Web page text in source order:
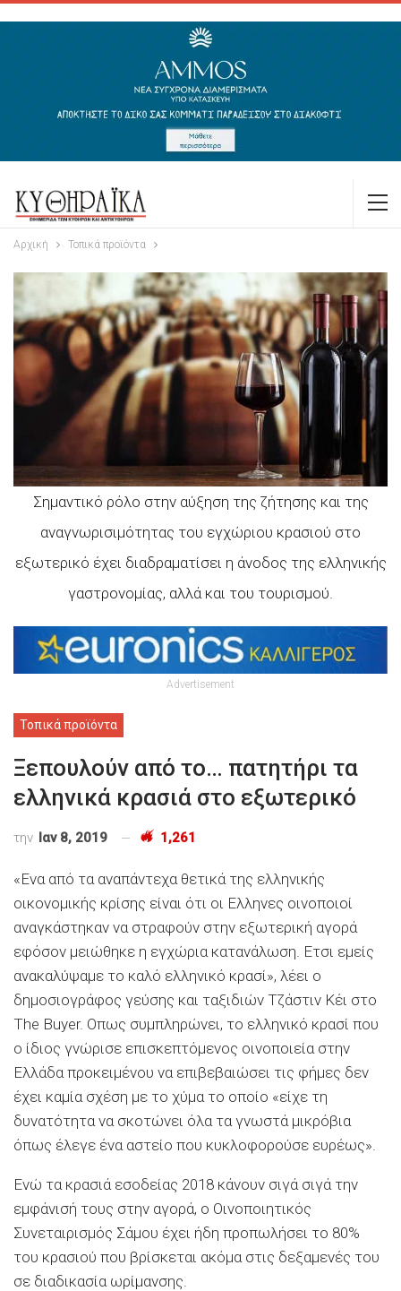
Αρχική Τοπικά προϊόντα
Σημαντικό ρόλο στην αύξηση της ζήτησης και της
αναγνωρισιμότητας του εγχώριου κρασιού στο
εξωτερικό έχει διαδραματίσει η άνοδος της ελληνικής
γαστρονομίας, αλλά και του τουρισμού.
Advertisement
Τοπικά προϊόντα
Ξεπουλούν από το… πατητήρι τα
ελληνικά κρασιά στο εξωτερικό
την Ιαν 8, 2019 1,261
«Ενα από τα αναπάντεχα θετικά της ελληνικής
οικονομικής κρίσης είναι ότι οι Ελληνες οινοποιοί
αναγκάστηκαν να στραφούν στην εξωτερική αγορά
εφόσον μειώθηκε η εγχώρια κατανάλωση. Ετσι εμείς
ανακαλύψαμε το καλό ελληνικό κρασί», λέει ο
δημοσιογράφος γεύσης και ταξιδιών Τζάστιν Kέι στο
Τhe Buyer. Οπως συμπληρώνει, το ελληνικό κρασί που
ο ίδιος γνώρισε επισκεπτόμενος οινοποιεία στην
Ελλάδα προκειμένου να επιβεβαιώσει τις φήμες δεν
έχει καμία σχέση με το χύμα το οποίο «είχε τη
δυνατότητα να σκοτώνει όλα τα γνωστά μικρόβια
όπως έλεγε ένα αστείο που κυκλοφορούσε ευρέως».
Ενώ τα κρασιά εσοδείας 2018 κάνουν σιγά σιγά την
εμφάνισή τους στην αγορά, ο Οινοποιητικός
Συνεταιρισμός Σάμου έχει ήδη προπωλήσει το 80%
του κρασιού που βρίσκεται ακόμα στις δεξαμενές του
σε διαδικασία ωρίμανσης.